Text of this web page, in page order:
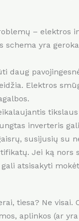
– elektros
yra
daug
Elektros
inverteris
susijusių su
Jei ką
atsisakyti
tiesa? Ne
aplinkos (ar